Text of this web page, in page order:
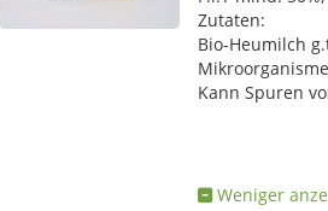
Zutaten:
Bio-Heumilch
Kann Spuren
Weniger